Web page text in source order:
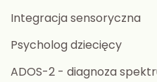
Integracja sensoryczna
Psycholog dziecięcy
ADOS-2 - diagnoza